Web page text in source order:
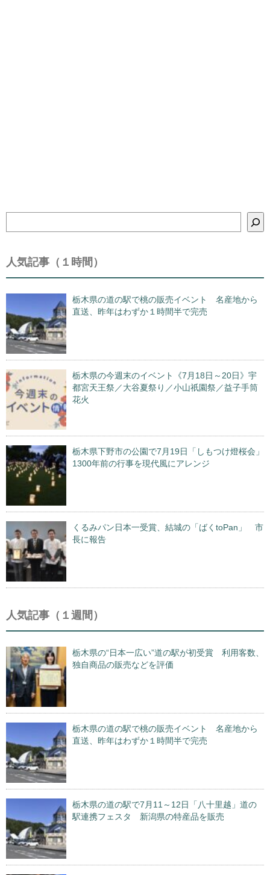
索
人気記事（１時間）
栃木県の道の駅で桃の販売イベント 名産地から
直送、昨年はわずか１時間半で完売
栃木県の今週末のイベント《7月18日～20日》宇
都宮天王祭／大谷夏祭り／小山祇園祭／益子手筒
花火
栃木県下野市の公園で7月19日「しもつけ燈桜会」
1300年前の行事を現代風にアレンジ
くるみパン日本一受賞、結城の「ばくtoPan」 市
長に報告
人気記事（１週間）
栃木県の“日本一広い”道の駅が初受賞 利用客数、
独自商品の販売などを評価
栃木県の道の駅で桃の販売イベント 名産地から
直送、昨年はわずか１時間半で完売
栃木県の道の駅で7月11～12日「八十里越」道の
駅連携フェスタ 新潟県の特産品を販売